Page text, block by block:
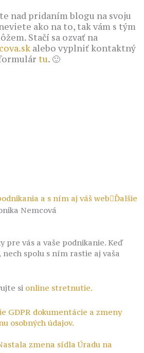
nad pridaním blogu na svoju
ako na to, tak vám s tým
Stačí sa ozvať na
alebo vyplniť kontaktný
tu. 🙂
a s ním aj váš web Ďalšie
pre vás a vaše podnikanie. Keď
spolu s ním rastie aj vaša
si online stretnutie.
zmena sídla Úradu na